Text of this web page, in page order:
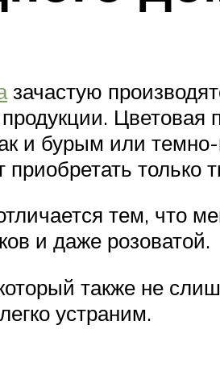
зачастую
и бурым или
приобретать
тем, что
и даже розоватой.
также не
устраним.